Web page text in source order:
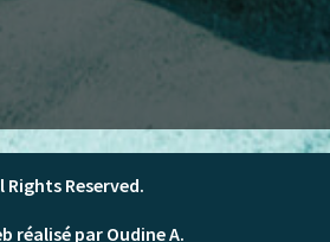
Rights Reserved.
réalisé par Oudine A.